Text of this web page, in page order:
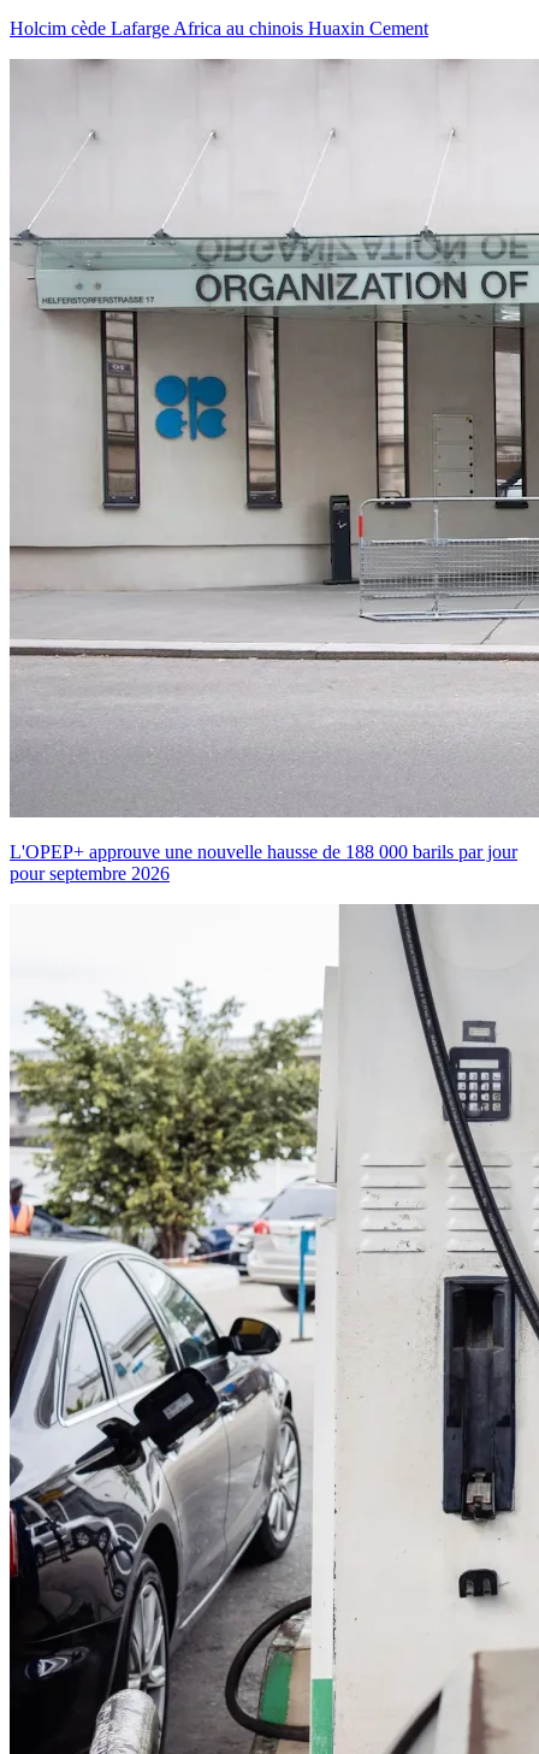
Holcim cède Lafarge Africa au chinois Huaxin Cement
L'OPEP+ approuve une nouvelle hausse de 188 000 barils par jour
pour septembre 2026